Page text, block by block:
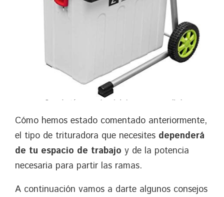
Cómo hemos estado comentado anteriormente,
el tipo de trituradora que necesites dependerá
de tu espacio de trabajo y de la potencia
necesaria para partir las ramas.
A continuación vamos a darte algunos consejos